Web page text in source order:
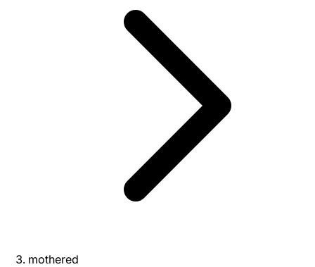
mothered